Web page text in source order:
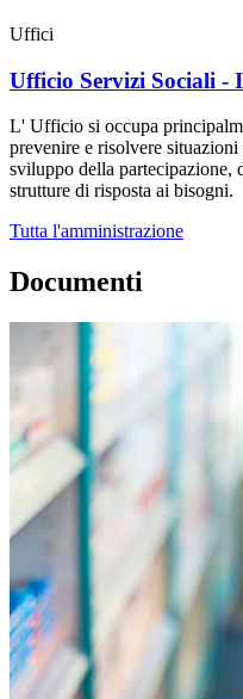
Uffici
Ufficio Servizi Sociali -
L' Ufficio si occupa
prevenire e risolvere
sviluppo della partecipazione,
strutture di risposta ai bisogni.
Tutta l'amministrazione
Documenti